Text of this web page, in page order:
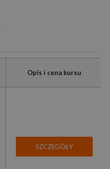
Opis i cena kursu
SZCZEGÓŁY